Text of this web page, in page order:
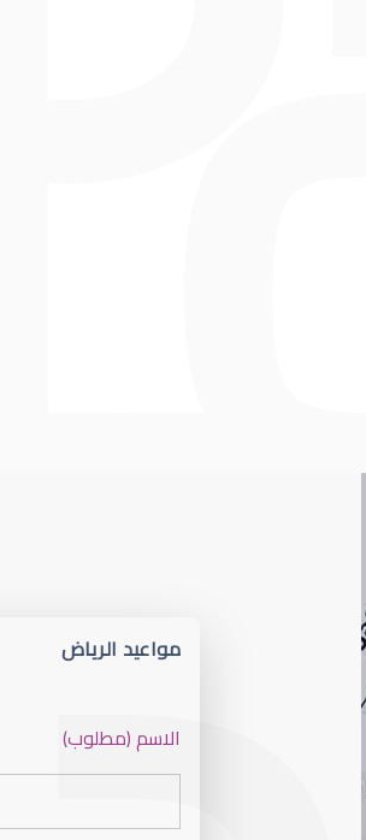
مواعيد الرياض
الاسم (مطلوب)